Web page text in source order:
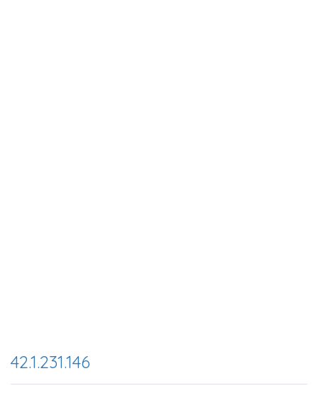
42.1.231.146